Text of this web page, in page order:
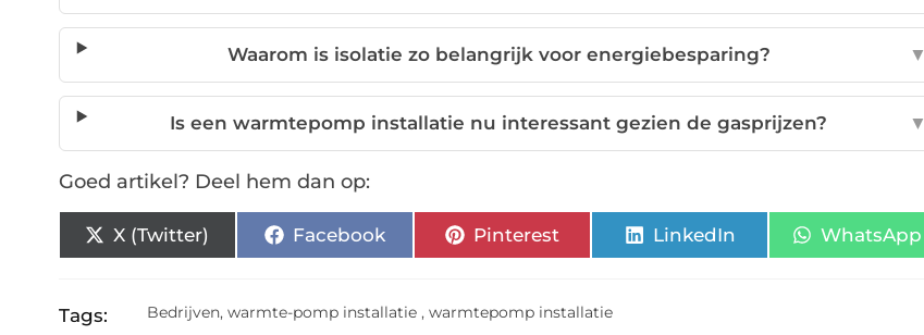
Waarom is isolatie zo belangrijk voor energiebesparing? ▼
Is een warmtepomp installatie nu interessant gezien de gasprijzen? ▼
Goed artikel? Deel hem dan op:
X (Twitter) Facebook Pinterest LinkedIn WhatsApp
Tags: Bedrijven,warmte-pomp installatie ,warmtepomp installatie